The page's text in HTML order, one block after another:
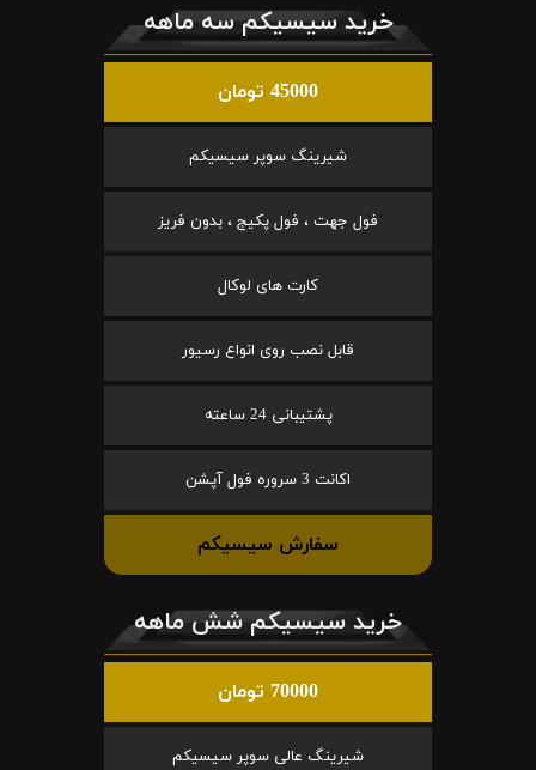
خرید سیسیکم سه ماهه
45000 تومان
شیرینگ سوپر سیسیکم
فول جهت ، فول پکیج ، بدون فریز
کارت های لوکال
قابل نصب روی انواع رسیور
پشتیبانی 24 ساعته
اکانت 3 سروره فول آپشن
سفارش سیسیکم
خرید سیسیکم شش ماهه
70000 تومان
شیرینگ عالی سوپر سیسیکم